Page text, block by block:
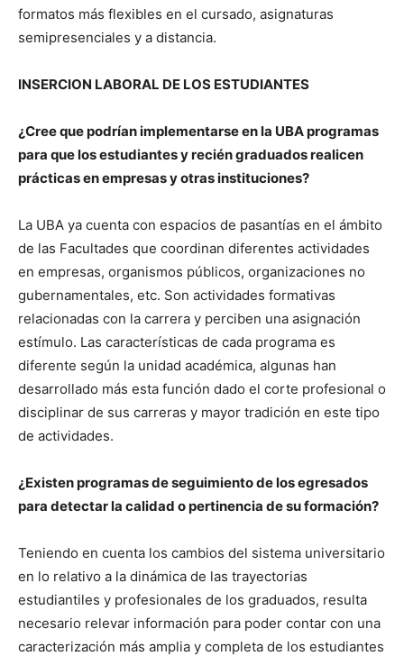
formatos más flexibles en el cursado, asignaturas
semipresenciales y a distancia.
INSERCION LABORAL DE LOS ESTUDIANTES
¿Cree que podrían implementarse en la UBA programas
para que los estudiantes y recién graduados realicen
prácticas en empresas y otras instituciones?
La UBA ya cuenta con espacios de pasantías en el ámbito
de las Facultades que coordinan diferentes actividades
en empresas, organismos públicos, organizaciones no
gubernamentales, etc. Son actividades formativas
relacionadas con la carrera y perciben una asignación
estímulo. Las características de cada programa es
diferente según la unidad académica, algunas han
desarrollado más esta función dado el corte profesional o
disciplinar de sus carreras y mayor tradición en este tipo
de actividades.
¿Existen programas de seguimiento de los egresados
para detectar la calidad o pertinencia de su formación?
Teniendo en cuenta los cambios del sistema universitario
en lo relativo a la dinámica de las trayectorias
estudiantiles y profesionales de los graduados, resulta
necesario relevar información para poder contar con una
caracterización más amplia y completa de los estudiantes